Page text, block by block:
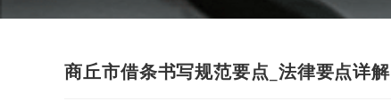
商丘市借条书写规范要点_法律要点详解